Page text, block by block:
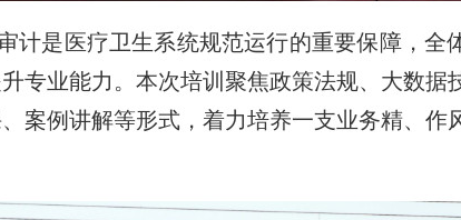
计是医疗卫生系统规范运行的重要保障，全
专业能力。本次培训聚焦政策法规、大数据
案例讲解等形式，着力培养一支业务精、作